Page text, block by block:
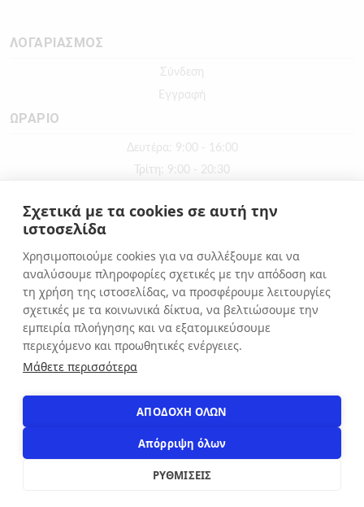
ΛΟΓΑΡΙΑΣΜΟΣ
Σύνδεση
Εγγραφή
ΩΡΑΡΙΟ
Δευτέρα: 9:00 - 16:00
Τρίτη: 9:00 - 20:30
Πέμπτη: 9:00 - 20:30
Σάββατο: 9:00 - 16:00
Κυριακή: ΚΛΕΙΣΤΑ
ΕΠΙΚΟΙΝΩΝΙΑ
Σχετικά με τα cookies σε αυτή την
ιστοσελίδα
Χρησιμοποιούμε cookies για να συλλέξουμε και να
αναλύσουμε πληροφορίες σχετικές με την απόδοση και
τη χρήση της ιστοσελίδας, να προσφέρουμε λειτουργίες
σχετικές με τα κοινωνικά δίκτυα, να βελτιώσουμε την
εμπειρία πλοήγησης και να εξατομικεύσουμε
περιεχόμενο και προωθητικές ενέργειες.
Μάθετε περισσότερα
ΑΠΟΔΟΧΗ ΟΛΩΝ
Απόρριψη όλων
ΡΥΘΜΙΣΕΙΣ